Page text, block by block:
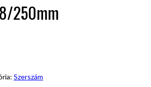
250mm
Szerszám